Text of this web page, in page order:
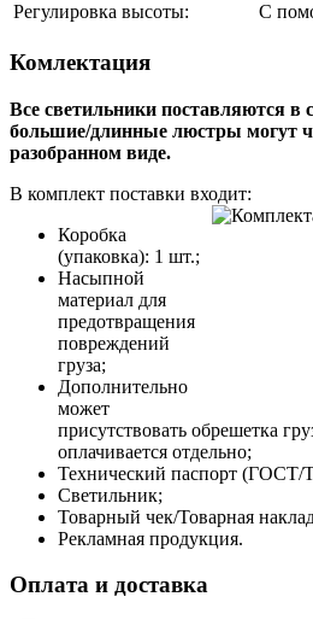
Регулировка высоты:
С
Комлектация
Все светильники поставляются в
большие/длинные люстры могут
разобранном виде.
В комплект поставки входит:
Коробка
(упаковка): 1 шт.;
Насыпной
материал для
предотвращения
повреждений
груза;
Дополнительно
может
присутствовать обрешетка
оплачивается отдельно;
Технический паспорт (ГОСТ/
Светильник;
Товарный чек/Товарная
Рекламная продукция.
Оплата и доставка